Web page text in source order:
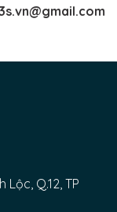
Lộc, Q.12, TP